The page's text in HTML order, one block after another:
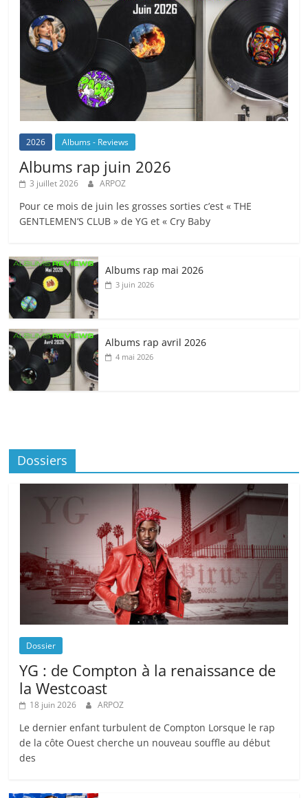
2026 Albums - Reviews
Albums rap juin 2026
3 juillet 2026 ARPOZ
Pour ce mois de juin les grosses sorties c’est « THE
GENTLEMEN’S CLUB » de YG et « Cry Baby
Albums rap mai 2026
3 juin 2026
Albums rap avril 2026
4 mai 2026
Dossiers
Dossier
YG : de Compton à la renaissance de
la Westcoast
18 juin 2026 ARPOZ
Le dernier enfant turbulent de Compton Lorsque le rap
de la côte Ouest cherche un nouveau souffle au début
des